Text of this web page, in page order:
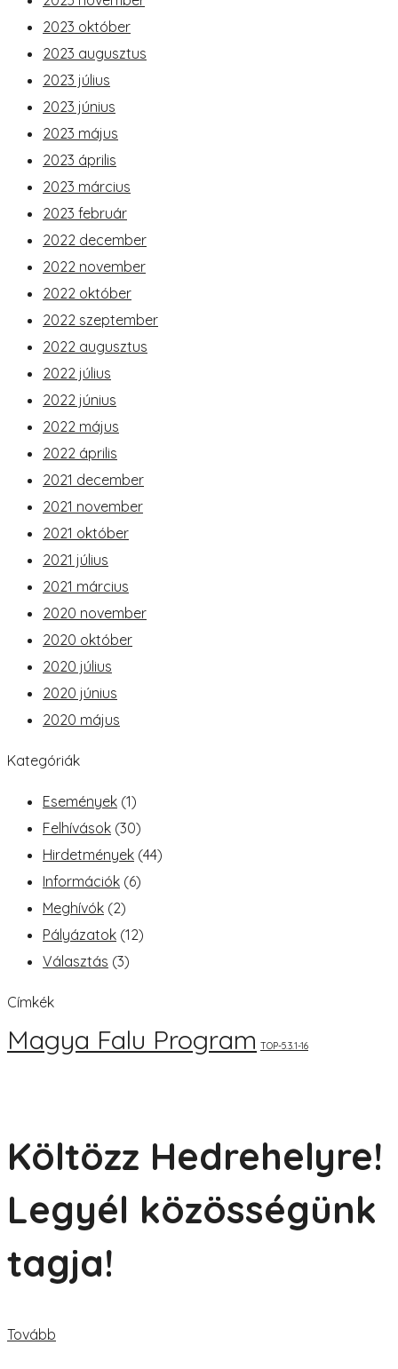
2023 október
2023 augusztus
2023 július
2023 június
2023 május
2023 április
2023 március
2023 február
2022 december
2022 november
2022 október
2022 szeptember
2022 augusztus
2022 július
2022 június
2022 május
2022 április
2021 december
2021 november
2021 október
2021 július
2021 március
2020 november
2020 október
2020 július
2020 június
2020 május
Kategóriák
Események (1)
Felhívások (30)
Hirdetmények (44)
Információk (6)
Meghívók (2)
Pályázatok (12)
Választás (3)
Címkék
Magya Falu Program TOP-5.3.1-16
Költözz Hedrehelyre!
Legyél közösségünk
tagja!
Tovább